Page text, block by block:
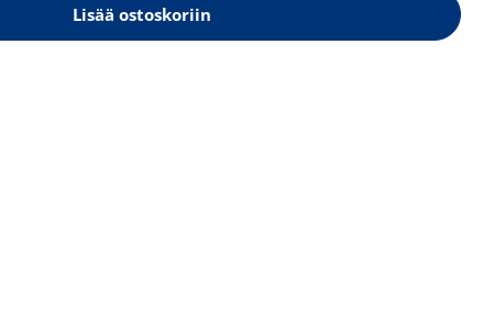
Kylpyhuoneen pesuaine sitrus 500ml
HETI Kylpyhuoneen pesuaine sitrus 500ml
Lisää ostoskoriin